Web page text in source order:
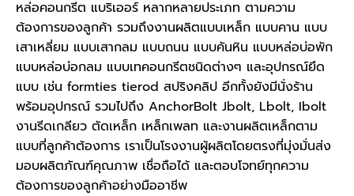
หล่อคอนกรีต แบริเออร์ หลากหลายประเภท ตามความ
ต้องการของลูกค้า รวมถึงงานผลิตแบบเหล็ก แบบคาน แบบ
เสาเหลี่ยม แบบเสากลม แบบถนน แบบคันหิน แบบหล่อบ่อพัก
แบบหล่อบ่อกลม แบบเทคอนกรีตชนิดต่างๆ และอุปกรณ์ยึด
แบบ เช่น formties tierod สปริงคลิป อีกทั้งยังมีนั่งร้าน
พร้อมอุปกรณ์ รวมไปถึง AnchorBolt Jbolt, Lbolt, Ibolt
งานรีดเกลียว ตัดเหล็ก เหล็กเพลท และงานผลิตเหล็กตาม
แบบที่ลูกค้าต้องการ เราเป็นโรงงานผู้ผลิตโดยตรงที่มุ่งมั่นส่ง
มอบผลิตภัณฑ์คุณภาพ เชื่อถือได้ และตอบโจทย์ทุกความ
ต้องการของลูกค้าอย่างมืออาชีพ